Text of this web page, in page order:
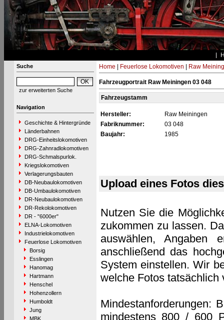
Suche
zur erweiterten Suche
Navigation
Geschichte & Hintergründe
Länderbahnen
DRG-Einheitslokomotiven
DRG-Zahnradlokomotiven
DRG-Schmalspurlok.
Kriegslokomotiven
Verlagerungsbauten
DB-Neubaulokomotiven
DB-Umbaulokomotiven
DR-Neubaulokomotiven
DR-Rekolokomotiven
DR - "6000er"
ELNA-Lokomotiven
Industrielokomotiven
Feuerlose Lokomotiven
Borsig
Esslingen
Hanomag
Hartmann
Henschel
Hohenzollern
Humboldt
Jung
MBK
Home Feuerlose Lokomotiven Raw
Fahrzeugportrait Raw Meiningen 03 048
Fahrzeugstamm
Hersteller:
Raw Meiningen
Fabriknummer:
03 048
Baujahr:
1985
Upload eines Fotos
Nutzen Sie die
zukommen zu lassen.
auswählen, Angaben
anschließend das
System einstellen. Wir
welche Fotos tatsächlich
Mindestanforderungen:
mindestens 800 / 600